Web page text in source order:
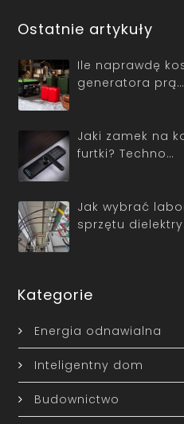
Ostatnie artykuły
Ile naprawdę
generatora prą…
Jaki zamek na
furtki? Techno…
Jak wybrać
sprzętu
Kategorie
Energia odnawialna
Inteligentny dom
Budownictwo